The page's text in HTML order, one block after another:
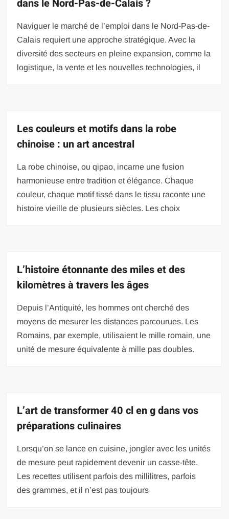
dans le Nord-Pas-de-Calais ?
Naviguer le marché de l’emploi dans le Nord-Pas-de-
Calais requiert une approche stratégique. Avec la
diversité des secteurs en pleine expansion, comme la
logistique, la vente et les nouvelles technologies, il
Les couleurs et motifs dans la robe
chinoise : un art ancestral
La robe chinoise, ou qipao, incarne une fusion
harmonieuse entre tradition et élégance. Chaque
couleur, chaque motif tissé dans le tissu raconte une
histoire vieille de plusieurs siècles. Les choix
L’histoire étonnante des miles et des
kilomètres à travers les âges
Depuis l’Antiquité, les hommes ont cherché des
moyens de mesurer les distances parcourues. Les
Romains, par exemple, utilisaient le mille romain, une
unité de mesure équivalente à mille pas doubles.
L’art de transformer 40 cl en g dans vos
préparations culinaires
Lorsqu’on se lance en cuisine, jongler avec les unités
de mesure peut rapidement devenir un casse-tête.
Les recettes utilisent parfois des millilitres, parfois
des grammes, et il n’est pas toujours